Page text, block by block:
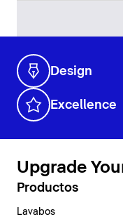
Design
Excellence
Upgrade
Productos
Lavabos